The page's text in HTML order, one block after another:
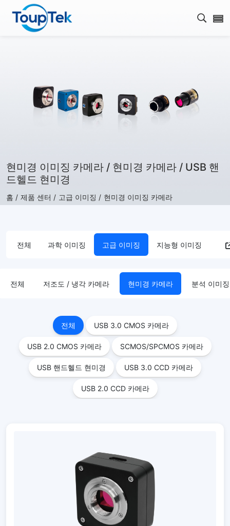
검색
현미경 이미징 카메라 / 현미경 카메라 / USB 핸
드헬드 현미경
홈 / 제품 센터 / 고급 이미징 / 현미경 이미징 카메라
전체 과학 이미징 고급 이미징 지능형 이미징
전체 저조도 / 냉각 카메라 현미경 카메라 분석 이미
전체 USB 3.0 CMOS 카메라
USB 2.0 CMOS 카메라 SCMOS/SPCMOS 카메라
USB 핸드헬드 현미경 USB 3.0 CCD 카메라
USB 2.0 CCD 카메라